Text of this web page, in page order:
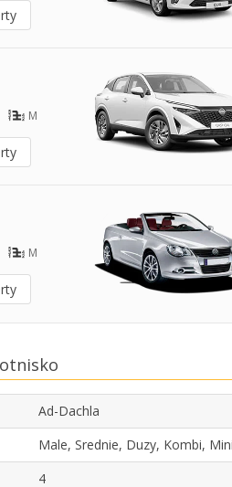
M
M
Ad-Dachla
Male, Srednie, Duzy, Kombi,
4